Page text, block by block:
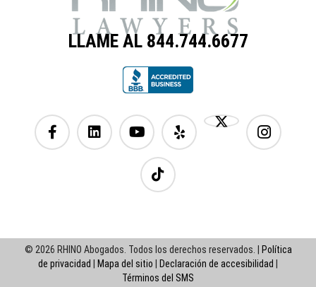
LLAME AL 844.744.6677
© 2026 RHINO Abogados. Todos los derechos reservados. | Política
de privacidad | Mapa del sitio | Declaración de accesibilidad |
Términos del SMS